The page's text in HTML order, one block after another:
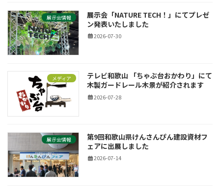
展示会情報
展示会「NATURE TECH！」にてプレゼ
ン発表いたしました
2026-07-30
メディア
テレビ和歌山 「ちゃぶ台おかわり」にて
木製ガードレール木景が紹介されます
2026-07-28
展示会情報
第9回和歌山県けんさんぴん建設資材フ
ェアに出展しました
2026-07-14